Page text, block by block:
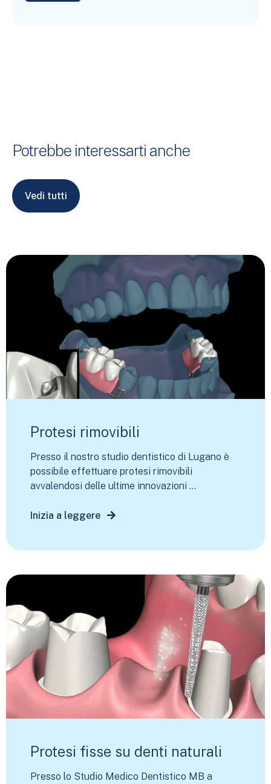
Potrebbe interessarti anche
Vedi tutti
Protesi rimovibili
Presso il nostro studio dentistico di Lugano è
possibile effettuare protesi rimovibili
avvalendosi delle ultime innovazioni ...
Inizia a leggere
Protesi fisse su denti naturali
Presso lo Studio Medico Dentistico MB a